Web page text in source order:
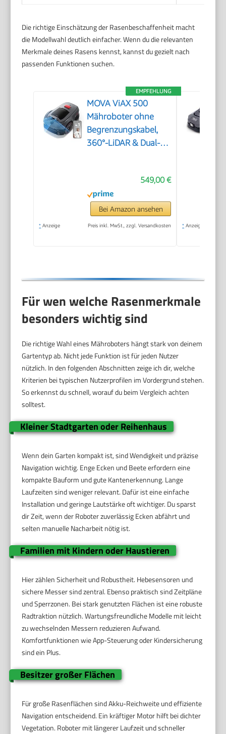
Die richtige Einschätzung der Rasenbeschaffenheit macht
die Modellwahl deutlich einfacher. Wenn du die relevanten
Merkmale deines Rasens kennst, kannst du gezielt nach
passenden Funktionen suchen.
EMPFEHLUNG
MOVA ViAX 500
Mähroboter ohne
Begrenzungskabel,
360°-LiDAR & Dual-KI-
549,00 €
Bei Amazon ansehen
* Anzeige Preis inkl. MwSt., zzgl. Versandkosten * Anzeige
Für wen welche Rasenmerkmale
besonders wichtig sind
Die richtige Wahl eines Mähroboters hängt stark von deinem
Gartentyp ab. Nicht jede Funktion ist für jeden Nutzer
nützlich. In den folgenden Abschnitten zeige ich dir, welche
Kriterien bei typischen Nutzerprofilen im Vordergrund stehen.
So erkennst du schnell, worauf du beim Vergleich achten
solltest.
Kleiner Stadtgarten oder Reihenhaus
Wenn dein Garten kompakt ist, sind Wendigkeit und präzise
Navigation wichtig. Enge Ecken und Beete erfordern eine
kompakte Bauform und gute Kantenerkennung. Lange
Laufzeiten sind weniger relevant. Dafür ist eine einfache
Installation und geringe Lautstärke oft wichtiger. Du sparst
dir Zeit, wenn der Roboter zuverlässig Ecken abfährt und
selten manuelle Nacharbeit nötig ist.
Familien mit Kindern oder Haustieren
Hier zählen Sicherheit und Robustheit. Hebesensoren und
sichere Messer sind zentral. Ebenso praktisch sind Zeitpläne
und Sperrzonen. Bei stark genutzten Flächen ist eine robuste
Radtraktion nützlich. Wartungsfreundliche Modelle mit leicht
zu wechselnden Messern reduzieren Aufwand.
Komfortfunktionen wie App-Steuerung oder Kindersicherung
sind ein Plus.
Besitzer großer Flächen
Für große Rasenflächen sind Akku-Reichweite und effiziente
Navigation entscheidend. Ein kräftiger Motor hilft bei dichter
Vegetation. Roboter mit längerer Laufzeit und schneller